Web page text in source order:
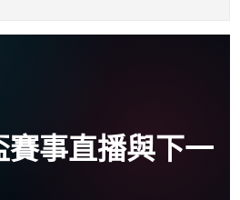
賽事直播與下一